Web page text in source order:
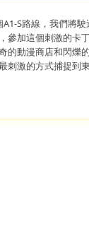
S路線，我們將
參加這個刺激的卡
的動漫商店和閃爍
刺激的方式捕捉到